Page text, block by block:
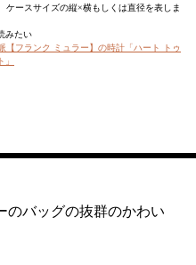
ースサイズの縦×横もしくは直径を表しま
みたい
【フランク ミュラー】の時計「ハート トゥ
」
のバッグの抜群のかわい